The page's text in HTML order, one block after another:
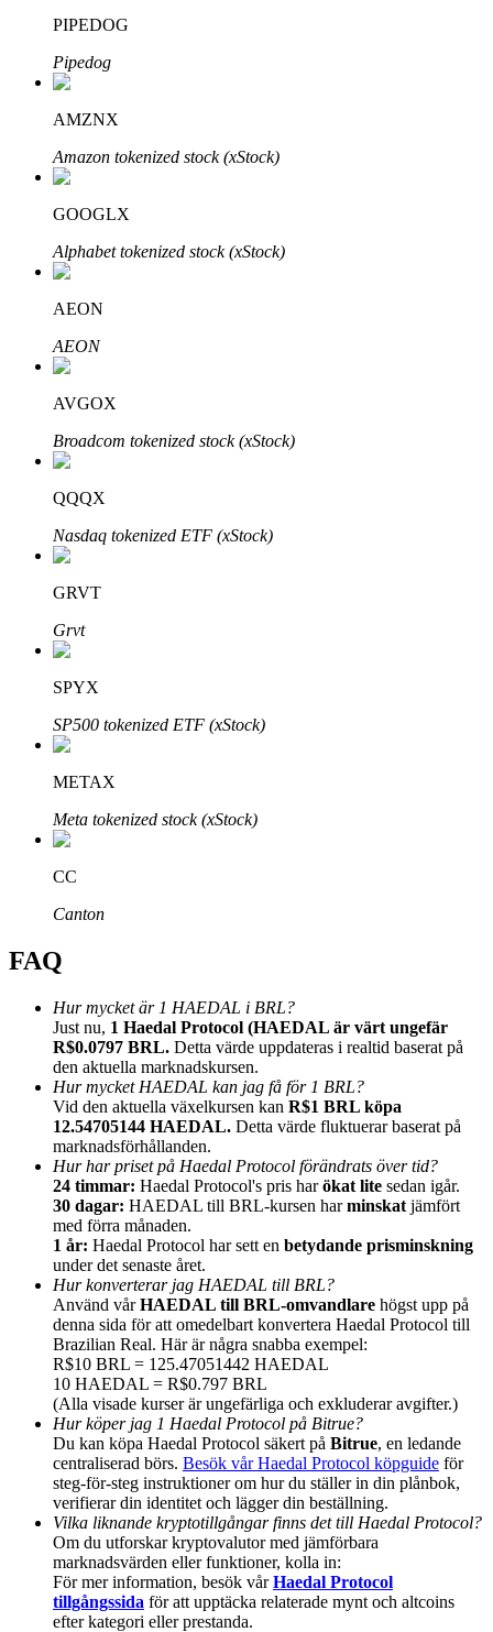
Lär dig Staking
Lär dig mer om att tjäna passiv inkomst
Bitrue
AI
Bitrue Partners
Bitrue Affiliates
Upp till 65% provision!
Hänvisning
Bjud in en vän för att få kontantbelöningar
BTC Welcome Rewards
BTC Welcome Rewards
Deposit & Trade BTC to Share 25000 USDT prize pool!
Deposit CASHCAT & Win
Share 500000 CASHCAT prize pool
PIPEDOG
Pipedog
AMZNX
Amazon tokenized stock (xStock)
GOOGLX
Alphabet tokenized stock (xStock)
AEON
AEON
AVGOX
Broadcom tokenized stock (xStock)
QQQX
Nasdaq tokenized ETF (xStock)
GRVT
Grvt
SPYX
SP500 tokenized ETF (xStock)
METAX
Meta tokenized stock (xStock)
CC
Canton
FAQ
Hur mycket är 1 HAEDAL i BRL?
Just nu, 1 Haedal Protocol (HAEDAL är värt ungefär
R$0.0797 BRL. Detta värde uppdateras i realtid baserat på
den aktuella marknadskursen.
Hur mycket HAEDAL kan jag få för 1 BRL?
Vid den aktuella växelkursen kan R$1 BRL köpa
12.54705144 HAEDAL. Detta värde fluktuerar baserat på
marknadsförhållanden.
Hur har priset på Haedal Protocol förändrats över tid?
24 timmar: Haedal Protocol's pris harökat lite sedan igår.
30 dagar: HAEDAL till BRL-kursen harminskat jämfört
med förra månaden.
1 år: Haedal Protocol har sett en betydande prisminskning
under det senaste året.
Hur konverterar jag HAEDAL till BRL?
Använd vårHAEDAL till BRL-omvandlare högst upp på
denna sida för att omedelbart konvertera Haedal Protocol till
Brazilian Real. Här är några snabba exempel:
R$10 BRL = 125.47051442 HAEDAL
10 HAEDAL = R$0.797 BRL
(Alla visade kurser är ungefärliga och exkluderar avgifter.)
Hur köper jag 1 Haedal Protocol på Bitrue?
Du kan köpa Haedal Protocol säkert på Bitrue, en ledande
centraliserad börs. Besök vår Haedal Protocol köpguide för
steg-för-steg instruktioner om hur du ställer in din plånbok,
verifierar din identitet och lägger din beställning.
Vilka liknande kryptotillgångar finns det till Haedal Protocol?
Om du utforskar kryptovalutor med jämförbara
marknadsvärden eller funktioner, kolla in:
För mer information, besök vårHaedal Protocol
tillgångssida för att upptäcka relaterade mynt och altcoins
efter kategori eller prestanda.